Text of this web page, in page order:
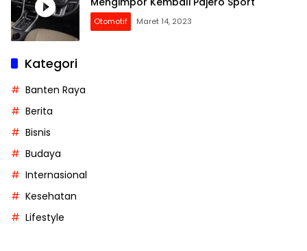
Otomotif Maret 14, 2023
Kategori
Banten Raya
Berita
Bisnis
Budaya
Internasional
Kesehatan
Lifestyle